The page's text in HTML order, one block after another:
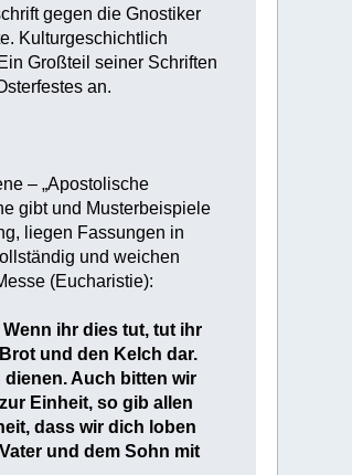
gegen die Gnostiker
Kulturgeschichtlich
Großteil seiner Schriften
an.
– „Apostolische
gibt und Musterbeispiele
liegen Fassungen in
und weichen
(Eucharistie):
ihr dies tut, tut ihr
und den Kelch dar.
Auch bitten wir
Einheit, so gib allen
dass wir dich loben
und dem Sohn mit